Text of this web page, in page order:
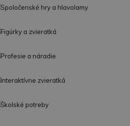
Spoločenské hry a hlavolamy
Figúrky a zvieratká
Profesie a náradie
Interaktívne zvieratká
Školské potreby